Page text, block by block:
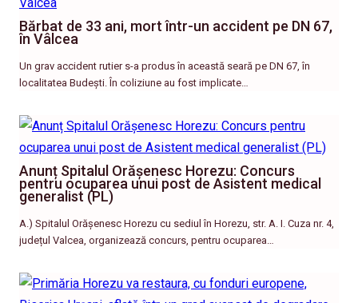
Bărbat de 33 ani, mort într-un accident pe DN 67,
în Vâlcea
Un grav accident rutier s-a produs în această seară pe DN 67, în
localitatea Budești. În coliziune au fost implicate…
Anunț Spitalul Orășenesc Horezu: Concurs
pentru ocuparea unui post de Asistent medical
generalist (PL)
A.) Spitalul Orășenesc Horezu cu sediul în Horezu, str. A. I. Cuza nr. 4,
județul Valcea, organizează concurs, pentru ocuparea…